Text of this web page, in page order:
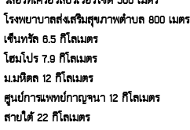
โรงพยาบาลส่งเสริมสุขภาพตำบล 800 เมตร
เซ็นทรัล 6.5 กิโลเมตร
โฮมโปร 7.9 กิโลเมตร
ม.มหิดล 12 กิโลเมตร
ศูนย์การแพทย์กาญจนา 12 กิโลเมตร
สายใต้ 22 กิโลเมตร